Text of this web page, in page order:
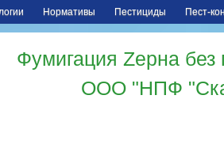
Нормативы Пестициды Пест-
Фумигация Zерна
ООО "НПФ